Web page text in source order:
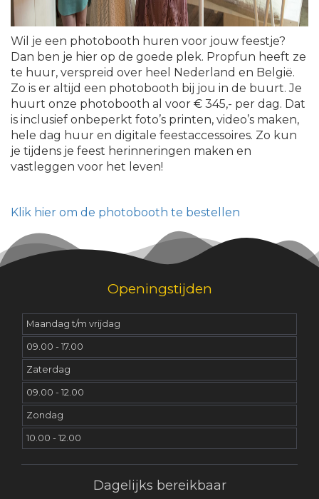
Wil je een photobooth huren voor jouw feestje?
Dan ben je hier op de goede plek. Propfun heeft ze
te huur, verspreid over heel Nederland en België.
Zo is er altijd een photobooth bij jou in de buurt. Je
huurt onze photobooth al voor € 345,- per dag. Dat
is inclusief onbeperkt foto’s printen, video’s maken,
hele dag huur en digitale feestaccessoires. Zo kun
je tijdens je feest herinneringen maken en
vastleggen voor het leven!
Klik hier om de photobooth te bestellen
Openingstijden
Maandag t/m vrijdag
09.00 - 17.00
Zaterdag
09.00 - 12.00
Zondag
10.00 - 12.00
Dagelijks bereikbaar